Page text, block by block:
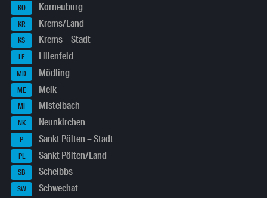
KO Korneuburg
KR Krems/Land
KS Krems – Stadt
LF Lilienfeld
MD Mödling
ME Melk
MI Mistelbach
NK Neunkirchen
P Sankt Pölten – Stadt
PL Sankt Pölten/Land
SB Scheibbs
SW Schwechat